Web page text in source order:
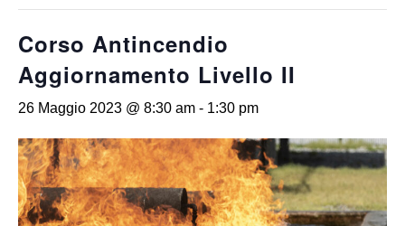
Corso Antincendio
Aggiornamento Livello II
26 Maggio 2023 @ 8:30 am - 1:30 pm